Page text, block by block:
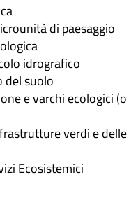
di paesaggio
idrografico
del suolo
e varchi ecologici (o
verdi e delle
Ecosistemici